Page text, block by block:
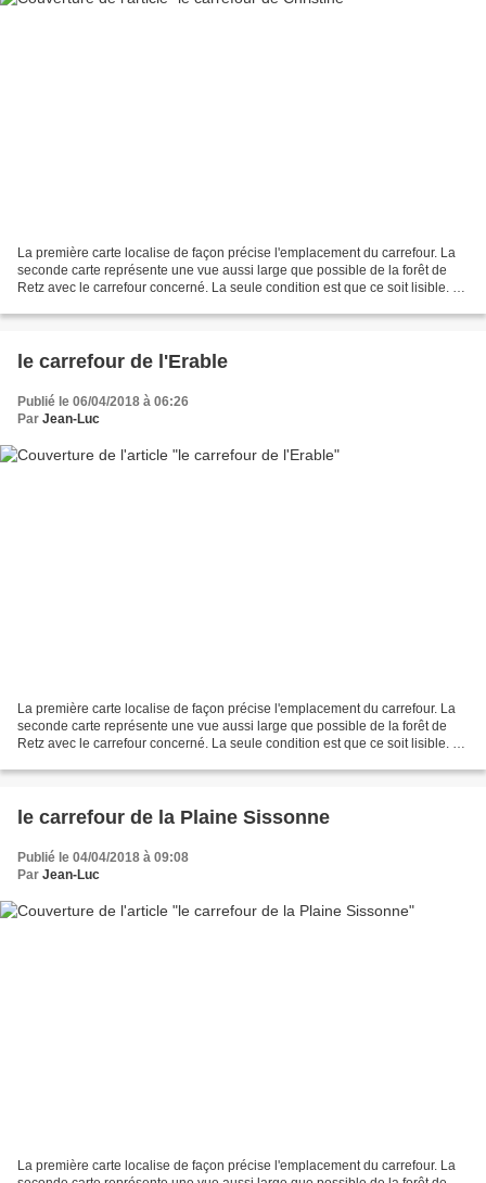
La première carte localise de façon précise l'emplacement du carrefour. La
seconde carte représente une vue aussi large que possible de la forêt de
Retz avec le carrefour concerné. La seule condition est que ce soit lisible. La
le carrefour de l'Erable
Publié le 06/04/2018 à 06:26
Par Jean-Luc
La première carte localise de façon précise l'emplacement du carrefour. La
seconde carte représente une vue aussi large que possible de la forêt de
Retz avec le carrefour concerné. La seule condition est que ce soit lisible. La
le carrefour de la Plaine Sissonne
Publié le 04/04/2018 à 09:08
Par Jean-Luc
La première carte localise de façon précise l'emplacement du carrefour. La